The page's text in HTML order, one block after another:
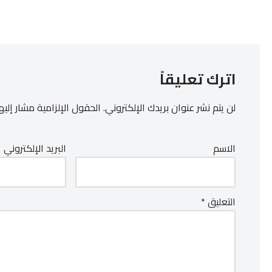
اترك تعليقاً
لن يتم نشر عنوان بريدك الإلكتروني.الحقول الإلزامية مشار
الاسم البريد الإلكتروني
التعليق*